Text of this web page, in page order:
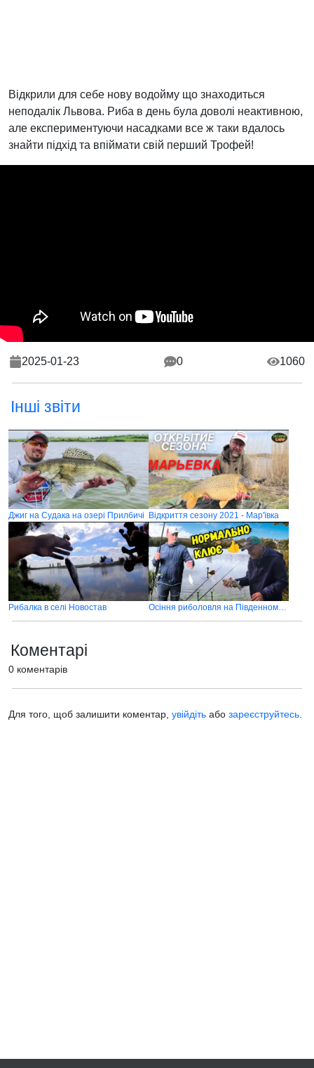
Відкрили для себе нову водойму що знаходиться
неподалік Львова. Риба в день була доволі неактивною,
але експериментуючи насадками все ж таки вдалось
знайти підхід та впіймати свій перший Трофей!
2025-01-23 0 1060
Інші звіти
Джиг на Судака на озері Прилбичі Відкриття сезону 2021 - Мар'ївка
Рибалка в селі Новостав Осіння риболовля на Південному бузі
Коментарі
0 коментарів
Для того, щоб залишити коментар, увійдіть або зареєструйтесь